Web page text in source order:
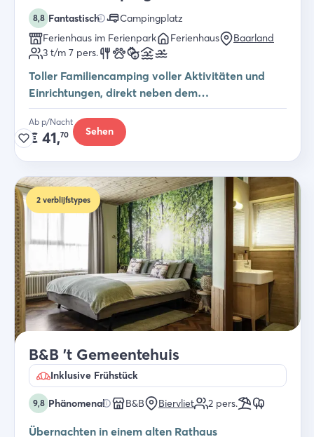
8,8 Fantastisch
Campingplatz
Ferienhaus im Ferienpark
Ferienhaus
Baarland
3 t/m 7 pers.
Toller Familiencamping voller Aktivitäten und
Einrichtungen, direkt neben dem
Scheldesträndchen!
Ab p/Nacht
€ 41,70 Sehen
2 verblijfstypes
B&B 't Gemeentehuis
Inklusive Frühstück
9,8 Phänomenal B&B Biervliet 2 pers.
Übernachten in einem alten Rathaus